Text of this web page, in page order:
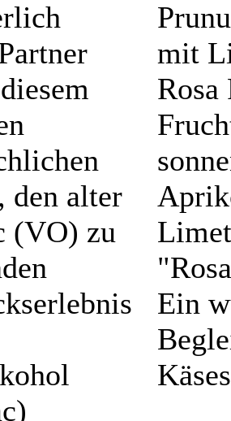
den alter
(VO) zu
mit
Rosa
Ein